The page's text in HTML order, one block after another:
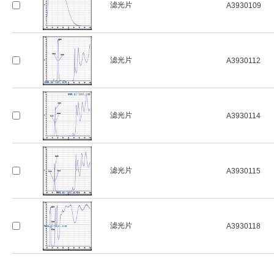
滤光片 A3930109
滤光片 A3930112
滤光片 A3930114
滤光片 A3930115
滤光片 A3930118